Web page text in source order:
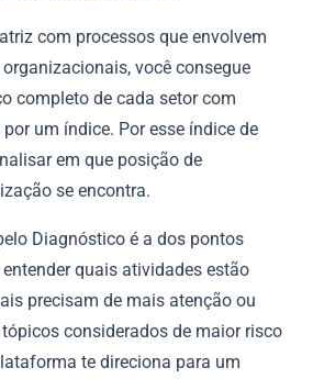
com processos que envolvem
você consegue
completo de cada setor com
um índice. Por esse índice de
em que posição de
se encontra.
Diagnóstico é a dos pontos
quais atividades estão
precisam de mais atenção ou
considerados de maior risco
te direciona para um